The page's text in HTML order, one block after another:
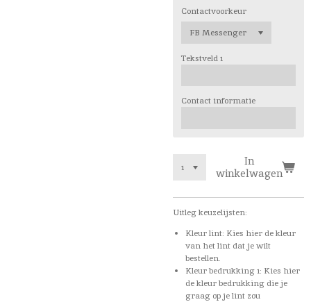
Contactvoorkeur
Tekstveld 1
Contact informatie
In
winkelwagen
Uitleg keuzelijsten:
Kleur lint: Kies hier de kleur
van het lint dat je wilt
bestellen.
Kleur bedrukking 1: Kies hier
de kleur bedrukking die je
graag op je lint zou